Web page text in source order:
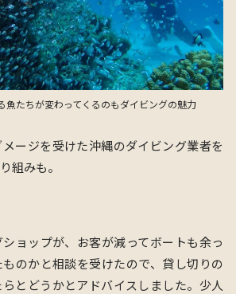
魚たちが変わってくるのもダイビングの魅力
ージを受けた沖縄のダイビング業者を
組みも。
ョップが、お客が減ってボートも余っ
のかと相談を受けたので、貸し切りの
とどうかとアドバイスしました。少⼈